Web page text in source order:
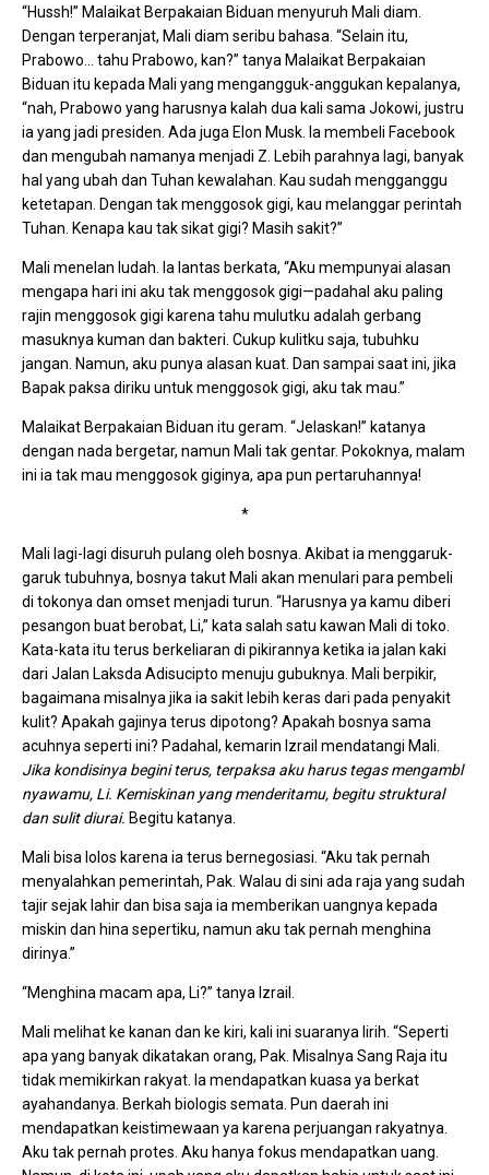
“Hussh!” Malaikat Berpakaian Biduan menyuruh Mali diam.
Dengan terperanjat, Mali diam seribu bahasa. “Selain itu,
Prabowo… tahu Prabowo, kan?” tanya Malaikat Berpakaian
Biduan itu kepada Mali yang mengangguk-anggukan kepalanya,
“nah, Prabowo yang harusnya kalah dua kali sama Jokowi, justru
ia yang jadi presiden. Ada juga Elon Musk. Ia membeli Facebook
dan mengubah namanya menjadi Z. Lebih parahnya lagi, banyak
hal yang ubah dan Tuhan kewalahan. Kau sudah mengganggu
ketetapan. Dengan tak menggosok gigi, kau melanggar perintah
Tuhan. Kenapa kau tak sikat gigi? Masih sakit?”
Mali menelan ludah. Ia lantas berkata, “Aku mempunyai alasan
mengapa hari ini aku tak menggosok gigi—padahal aku paling
rajin menggosok gigi karena tahu mulutku adalah gerbang
masuknya kuman dan bakteri. Cukup kulitku saja, tubuhku
jangan. Namun, aku punya alasan kuat. Dan sampai saat ini, jika
Bapak paksa diriku untuk menggosok gigi, aku tak mau.”
Malaikat Berpakaian Biduan itu geram. “Jelaskan!” katanya
dengan nada bergetar, namun Mali tak gentar. Pokoknya, malam
ini ia tak mau menggosok giginya, apa pun pertaruhannya!
*
Mali lagi-lagi disuruh pulang oleh bosnya. Akibat ia menggaruk-
garuk tubuhnya, bosnya takut Mali akan menulari para pembeli
di tokonya dan omset menjadi turun. “Harusnya ya kamu diberi
pesangon buat berobat, Li,” kata salah satu kawan Mali di toko.
Kata-kata itu terus berkeliaran di pikirannya ketika ia jalan kaki
dari Jalan Laksda Adisucipto menuju gubuknya. Mali berpikir,
bagaimana misalnya jika ia sakit lebih keras dari pada penyakit
kulit? Apakah gajinya terus dipotong? Apakah bosnya sama
acuhnya seperti ini? Padahal, kemarin Izrail mendatangi Mali.
Jika kondisinya begini terus, terpaksa aku harus tegas mengambl
nyawamu, Li. Kemiskinan yang menderitamu, begitu struktural
dan sulit diurai. Begitu katanya.
Mali bisa lolos karena ia terus bernegosiasi. “Aku tak pernah
menyalahkan pemerintah, Pak. Walau di sini ada raja yang sudah
tajir sejak lahir dan bisa saja ia memberikan uangnya kepada
miskin dan hina sepertiku, namun aku tak pernah menghina
dirinya.”
“Menghina macam apa, Li?” tanya Izrail.
Mali melihat ke kanan dan ke kiri, kali ini suaranya lirih. “Seperti
apa yang banyak dikatakan orang, Pak. Misalnya Sang Raja itu
tidak memikirkan rakyat. Ia mendapatkan kuasa ya berkat
ayahandanya. Berkah biologis semata. Pun daerah ini
mendapatkan keistimewaan ya karena perjuangan rakyatnya.
Aku tak pernah protes. Aku hanya fokus mendapatkan uang.